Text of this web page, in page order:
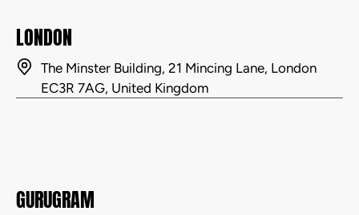
LONDON
The Minster Building, 21 Mincing Lane, London
EC3R 7AG, United Kingdom
GURUGRAM